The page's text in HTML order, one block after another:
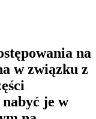
na
w związku z
je w